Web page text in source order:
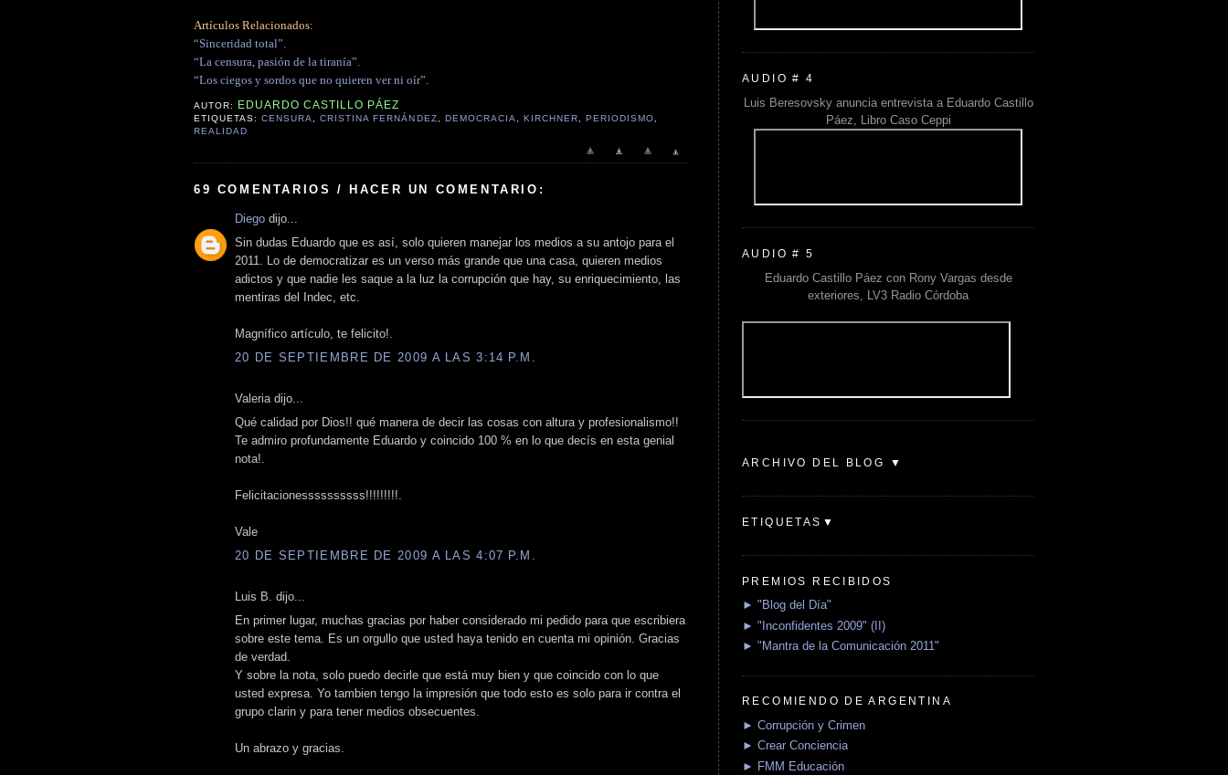
Artículos Relacionados:
“Sinceridad total”.
“La censura, pasión de la tiranía”.
“Los ciegos y sordos que no quieren ver ni oír”.
AUTOR: EDUARDO CASTILLO PÁEZ
ETIQUETAS:CENSURA ,CRISTINA FERNÁNDEZ DEMOCRACIA KIRCHNER PERIODISMO
REALIDAD
69 COMENTARIOS / HACER UN COMENTARIO:
Diego dijo...
Sin dudas Eduardo que es así, solo quieren manejar los medios a su antojo para el
2011. Lo de democratizar es un verso más grande que una casa, quieren medios
adictos y que nadie les saque a la luz la corrupción que hay, su enriquecimiento, las
mentiras del Indec, etc.
Magnífico artículo, te felicito!.
20 DE SEPTIEMBRE DE 2009 A LAS 3:14 P.M.
Valeria dijo...
Qué calidad por Dios!! qué manera de decir las cosas con altura y profesionalismo!!
Te admiro profundamente Eduardo y coincido 100 % en lo que decís en esta genial
nota!.
Felicitacionessssssssss!!!!!!!!!.
Vale
20 DE SEPTIEMBRE DE 2009 A LAS 4:07 P.M.
Luis B. dijo...
En primer lugar, muchas gracias por haber considerado mi pedido para que escribiera
sobre este tema. Es un orgullo que usted haya tenido en cuenta mi opinión. Gracias
de verdad.
Y sobre la nota, solo puedo decirle que está muy bien y que coincido con lo que
usted expresa. Yo tambien tengo la impresión que todo esto es solo para ir contra el
grupo clarin y para tener medios obsecuentes.
Un abrazo y gracias.
AUDIO # 4
Luis Beresovsky anuncia entrevista a Eduardo Castillo
Páez, Libro Caso Ceppi
AUDIO # 5
Eduardo Castillo Páez con Rony Vargas desde
exteriores, LV3 Radio Córdoba
ARCHIVO DEL BLOG ▼
ETIQUETAS▼
PREMIOS RECIBIDOS
► "Blog del Día"
► "Inconfidentes 2009" (II)
► "Mantra de la Comunicación 2011"
RECOMIENDO DE ARGENTINA
► Corrupción y Crimen
► Crear Conciencia
► FMM Educación